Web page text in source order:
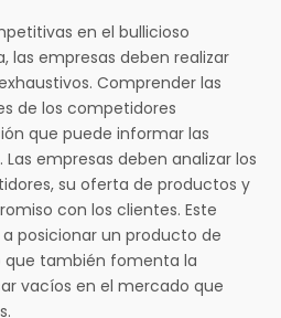
en el bullicioso
las empresas deben realizar
Comprender las
de los competidores
que puede informar las
empresas deben analizar los
su oferta de productos y
con los clientes. Este
posicionar un producto de
que también fomenta la
vacíos en el mercado que